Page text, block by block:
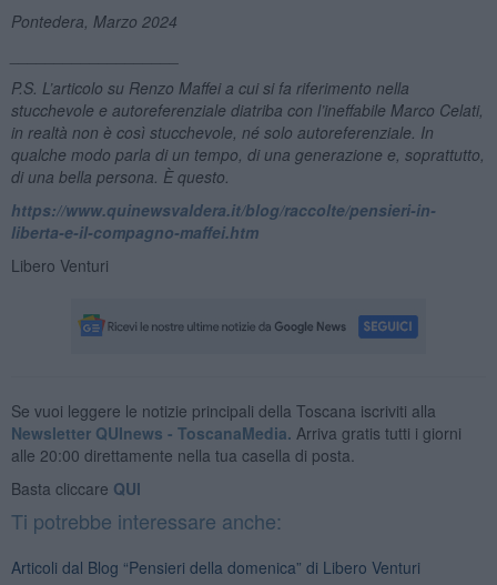
Pontedera, Marzo 2024
P.S. L’articolo su Renzo Maffei a cui si fa riferimento nella
stucchevole e autoreferenziale diatriba con l’ineffabile Marco Celati,
in realtà non è così stucchevole, né solo autoreferenziale. In
qualche modo parla di un tempo, di una generazione e, soprattutto,
di una bella persona. È questo.
https://www.quinewsvaldera.it/blog/raccolte/pensieri-in-
liberta-e-il-compagno-maffei.htm
Libero Venturi
Se vuoi leggere le notizie principali della Toscana iscriviti alla
Newsletter QUInews - ToscanaMedia. Arriva gratis tutti i giorni
alle 20:00 direttamente nella tua casella di posta.
Basta cliccare QUI
Ti potrebbe interessare anche:
Articoli dal Blog “Pensieri della domenica” di Libero Venturi